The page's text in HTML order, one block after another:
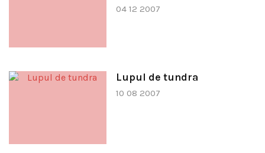
04 12 2007
Lupul de tundra
10 08 2007